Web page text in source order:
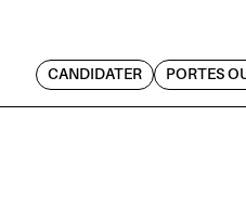
CANDIDATER PORTES